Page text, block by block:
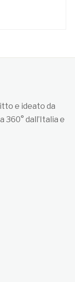
e ideato da
dall’Italia e